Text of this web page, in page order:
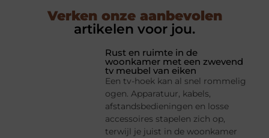
Verken onze aanbevolen
artikelen voor jou.
Rust en ruimte in de
woonkamer met een zwevend
tv meubel van eiken
Een tv-hoek kan al snel rommelig
ogen. Apparatuur, kabels,
afstandsbedieningen en losse
accessoires stapelen zich op,
terwijl je juist in de woonkamer